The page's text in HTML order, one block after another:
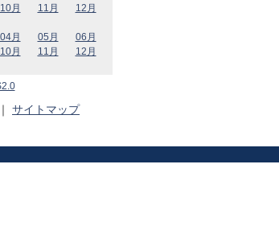
10月 11月
12月
04月 05月
06月
10月 11月 12月
｜ サイトマップ